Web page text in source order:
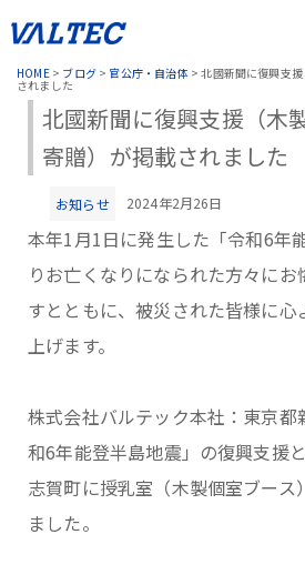
HOME> ブログ> 官公庁・自治体 >北國新聞に復興支
されました
北國新聞に復興支援（木
寄贈）が掲載されました
お知らせ 2024年2月26日
本年1月1日に発生した「令和6年
りお亡くなりになられた方々にお
すとともに、被災された皆様に心
上げます。
株式会社バルテック本社：東京都
和6年能登半島地震」の復興支援
志賀町に授乳室（木製個室ブース
ました。